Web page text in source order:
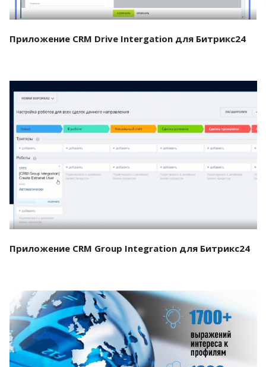
Приложение CRM Drive Intergation для Битрикс24
Смотреть проект
Приложение CRM Group Integration для Битрикс24